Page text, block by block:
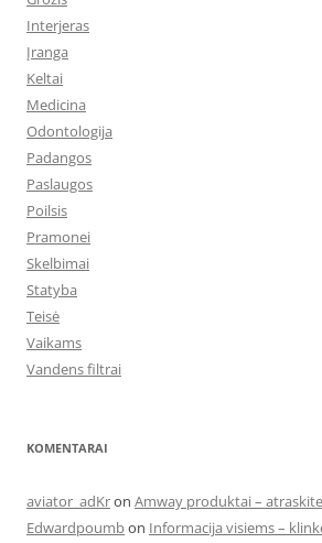
Interjeras
Įranga
Keltai
Medicina
Odontologija
Padangos
Paslaugos
Poilsis
Pramonei
Skelbimai
Statyba
Teisė
Vaikams
Vandens filtrai
KOMENTARAI
aviator_adKron Amway produktai –
Edwardpoumbon Informacija visiems –